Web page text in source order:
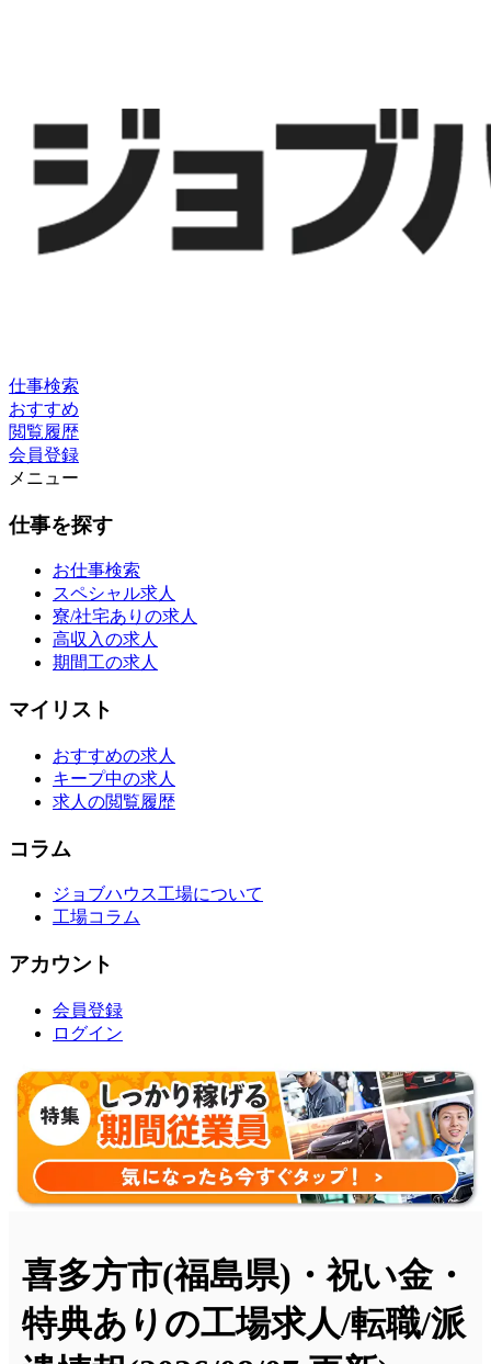
仕事検索
おすすめ
閲覧履歴
会員登録
メニュー
仕事を探す
お仕事検索
スペシャル求人
寮/社宅ありの求人
高収入の求人
期間工の求人
マイリスト
おすすめの求人
キープ中の求人
求人の閲覧履歴
コラム
ジョブハウス工場について
工場コラム
アカウント
会員登録
ログイン
喜多方市(福島県)・祝い金・
特典ありの工場求人/転職/派